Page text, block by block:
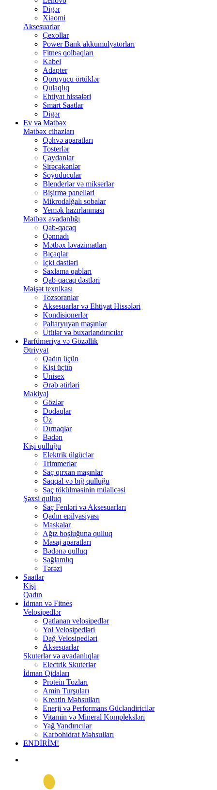
Digər
Xiaomi
Aksesuarlar
Çexollar
Power Bank akkumulyatorları
Fitnes qolbaqları
Kabel
Adapter
Qoruyucu örtüklər
Qulaqlıq
Ehtiyat hissələri
Smart Saatlar
Digər
Ev və Mətbəx
Mətbəx cihazları
Qəhvə aparatları
Tosterlər
Çaydanlar
Şirəçəkənlər
Soyuducular
Blenderlər və mikserlər
Bişirmə panelləri
Mikrodalğalı sobalar
Yemək hazırlanması
Mətbəx avadanlığı
Qab-qacaq
Qənnadı
Mətbəx ləvazimatları
Bıçaqlar
İçki dəstləri
Saxlama qabları
Qab-qacaq dəstləri
Məişət texnikası
Tozsoranlar
Aksesuarlar və Ehtiyat Hissələri
Kondisionerlər
Paltaryuyan maşınlar
Ütülər və buxarlandırıcılar
Parfümeriya və Gözəllik
Ətriyyat
Qadın üçün
Kişi üçün
Unisex
Ərəb ətirləri
Makiyaj
Gözlər
Dodaqlar
Üz
Dırnaqlar
Bədən
Kişi qulluğu
Elektrik ülgüclər
Trimmerlər
Saç qırxan maşınlar
Saqqal və bığ qulluğu
Saç tökülməsinin müalicəsi
Şəxsi qulluq
Saç Fenləri və Aksesuarları
Qadın epilyasiyası
Maskalar
Ağız boşluğuna qulluq
Masaj aparatları
Bədənə qulluq
Sağlamlıq
Tərəzi
Saatlar
Kişi
Qadın
İdman və Fitnes
Velosipedlər
Qatlanan velosipedlər
Yol Velosipedləri
Dağ Velosipedləri
Aksesuarlar
Skuterlər və avadanlıqlar
Electrik Skuterlər
İdman Qidaları
Protein Tozları
Amin Turşuları
Kreatin Məhsulları
Enerji və Performans Gücləndiricilər
Vitamin və Mineral Kompleksləri
Yağ Yandırıcılar
Karbohidrat Məhsulları
ENDİRİM!